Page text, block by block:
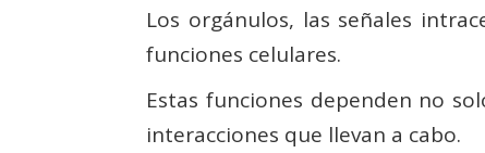
Los orgánulos, las señales
funciones celulares.
Estas funciones dependen no
interacciones que llevan a cabo.